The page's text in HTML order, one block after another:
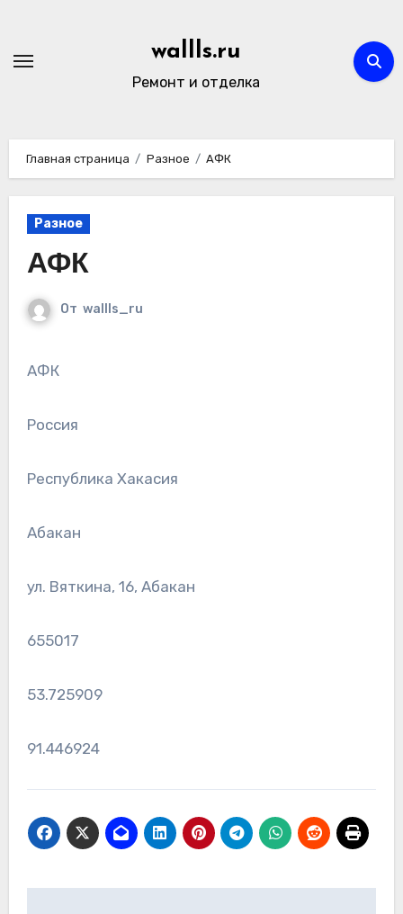
содержимому
wallls.ru
Ремонт и отделка
Главная страница Разное АФК
Разное
АФК
От wallls_ru
АФК
Россия
Республика Хакасия
Абакан
ул. Вяткина, 16, Абакан
655017
53.725909
91.446924